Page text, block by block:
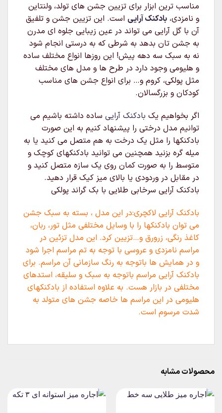
مناسب ترین ابزار برای تزیین جشن های تولد، ولنتاین
و نامزدی، بادکنک آرایی است. این تزیین جشن و تلفیق
آن با گل آرایی می تواند در عین زیبایی جلوه ای مدرن
به جشن تان بدهد به شرطی که به درستی انجام شود
نه به سبک سه دهه پیش! این روزها انواع مختلف ساده
و هلیومی وجود دارد در طرح ها و مدل های مختلف
مثل پولکی، کروم و… برای انواع جشن های مناسب
کودکان و بزرگسالان.
اگر بخواهیم یک بادکنک آرایی ساده داشته باشیم می
توانیم مدل درختی را پیشنهاد کنیم به این صورت
بادکنکها را مثل یک درخت به هم متصل می کنید یا به
میله گره بزنید همچنین می توانید بادکنکهای کوچک و
متوسط را به صورت کمان روی یک سازه متصل کنید و
در مقابل در وردودی یا بالای میز کیک قرار دهید.
بادکنک آرایی سرخابی طلایی با بک گراند پولکی
بادکنک آرایی لاکچری:در این مدل ، بسته به سبک جشن
می توان بادکنکها را با وسایل مختلفی مثل تور، ربان،
کاغذ رنگی، زرورق و…تزیین کرد. این مدل تزئین در
مراسم نامزدی و عروسی با توجه به تم مراسم اجرا شود
و در همایش ها باتوجه به رنگ سازمانی آن مراسم. برای
بادکنک آرایی مراسم باتوجه به سبک و سلیقه، استدهای
مختلفی در بازار هست. به علاوه استفاده از بادکنکهای
هلیومی در این مراسم ها خاصه جشن های متولد به
شدت مرسوم است.
محصولات مشابه